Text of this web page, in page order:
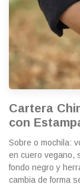
Cartera
con
Sobre o mochila:
en cuero vegano,
fondo negro y
cambia de forma